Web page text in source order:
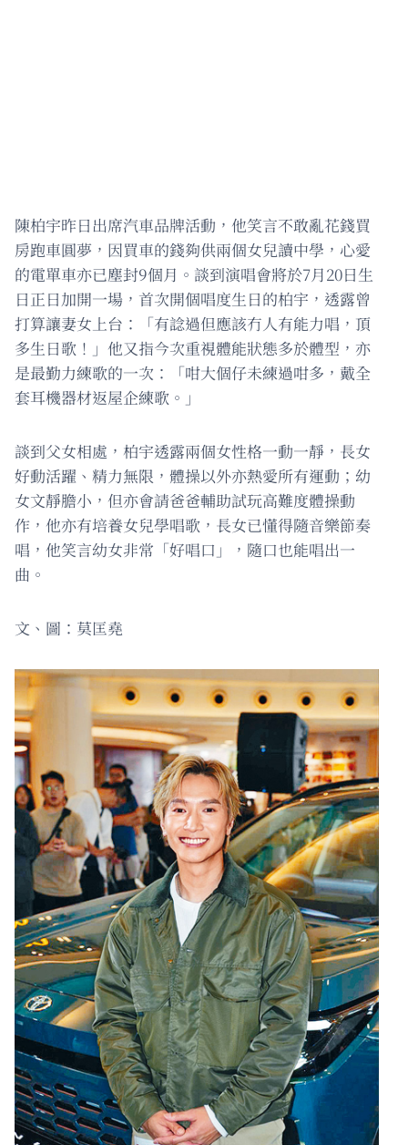
陳柏宇昨日出席汽車品牌活動，他笑言不敢亂花錢買
房跑車圓夢，因買車的錢夠供兩個女兒讀中學，心愛
的電單車亦已塵封9個月。談到演唱會將於7月20日生
日正日加開一場，首次開個唱度生日的柏宇，透露曾
打算讓妻女上台：「有諗過但應該冇人有能力唱，頂
多生日歌！」他又指今次重視體能狀態多於體型，亦
是最勤力練歌的一次：「咁大個仔未練過咁多，戴全
套耳機器材返屋企練歌。」
談到父女相處，柏宇透露兩個女性格一動一靜，長女
好動活躍、精力無限，體操以外亦熱愛所有運動；幼
女文靜膽小，但亦會請爸爸輔助試玩高難度體操動
作，他亦有培養女兒學唱歌，長女已懂得隨音樂節奏
唱，他笑言幼女非常「好唱口」，隨口也能唱出一
曲。
文、圖：莫匡堯